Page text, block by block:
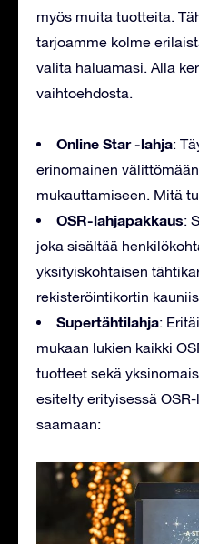
myös muita tuotteita.
tarjoamme kolme
valita haluamasi. Alla
vaihtoehdosta.
Online Star -lahja:
erinomainen
mukauttamiseen. Mitä
OSR-lahjapakkaus:
joka sisältää
yksityiskohtaisen
rekisteröintikortin
Supertähtilahja:
mukaan lukien kaikki
tuotteet sekä
esitelty erityisessä
saamaan: